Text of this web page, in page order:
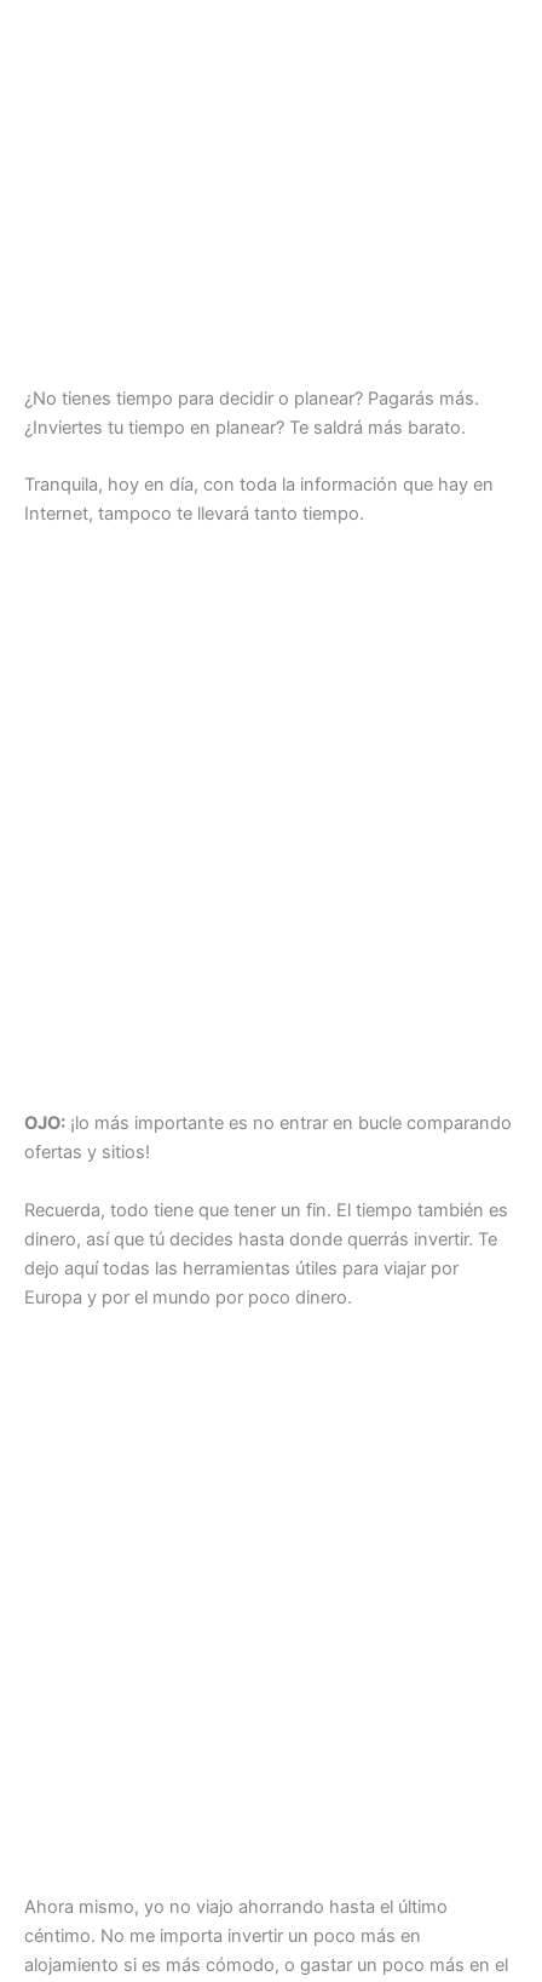
¿No tienes tiempo para decidir o planear? Pagarás más.
¿Inviertes tu tiempo en planear? Te saldrá más barato.
Tranquila, hoy en día, con toda la información que hay en
Internet, tampoco te llevará tanto tiempo.
OJO: ¡lo más importante es no entrar en bucle comparando
ofertas y sitios!
Recuerda, todo tiene que tener un fin. El tiempo también es
dinero, así que tú decides hasta donde querrás invertir. Te
dejo aquí todas las herramientas útiles para viajar por
Europa y por el mundo por poco dinero.
Ahora mismo, yo no viajo ahorrando hasta el último
céntimo. No me importa invertir un poco más en
alojamiento si es más cómodo, o gastar un poco más en el